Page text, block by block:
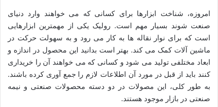
امروزه، شناخت ابزارها برای کسانی که می خواهند وارد دنیای
صنعت شوند بسیار مهم است. رولیک یکی از مهمترین ابزارهایی
است که برای نوار نقاله ها به کار می رود و به سهولت حرکت در
ماشین آلات کمک می کند. بهتر است بدانید این محصول در اندازه و
ابعاد مختلفی تولید می شود و کسانی که می خواهند آن را خریداری
کنند باید از قبل در مورد آن اطلاعات لازم را جمع آوری کرده باشند.
به طور کلی، این مصولات در دو دسته محصولات صنعتی و نیمه
صنعتی در بازار موجود هستند.